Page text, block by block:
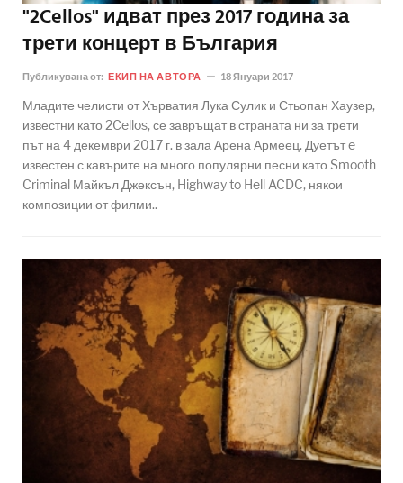
"2Cellos" идват през 2017 година за
трети концерт в България
Публикувана от: ЕКИП НА АВТОРА 18 Януари 2017
Младите челисти от Хърватия Лука Сулик и Стьопан Хаузер,
известни като 2Cellos, се завръщат в страната ни за трети
път на 4 декември 2017 г. в зала Арена Армеец. Дуетът e
известен с кавърите на много популярни песни като Smooth
Criminal Майкъл Джексън, Highway to Hell ACDC, някои
композиции от филми..